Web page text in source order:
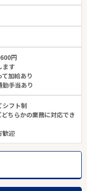
円
ます
加給あり
手当あり
シフト制
ちらかの業務に対応でき
歓迎